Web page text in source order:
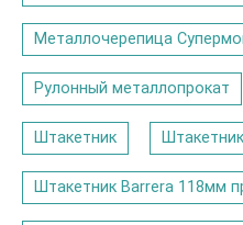
Металлочерепица
Рулонный металлопрокат
Штакетник
Штакетник Barrera 118мм